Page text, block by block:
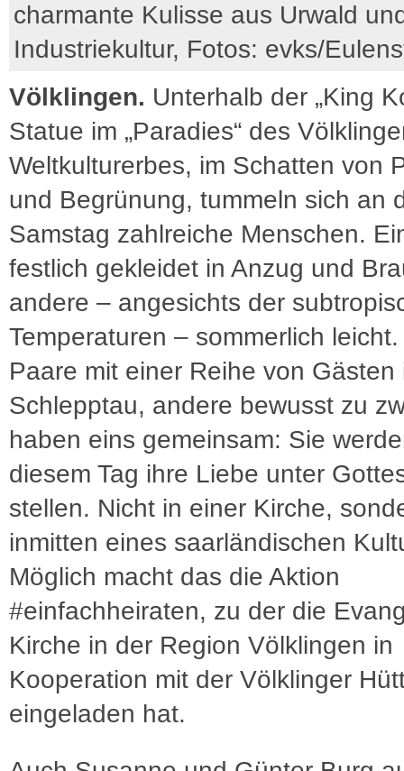
charmante Kulisse aus Urwald
Industriekultur, Fotos: evks/
Völklingen. Unterhalb der „King
Statue im „Paradies“ des
Weltkulturerbes, im Schatten von
und Begrünung, tummeln sich an
Samstag zahlreiche Menschen.
festlich gekleidet in Anzug und
andere – angesichts der
Temperaturen – sommerlich
Paare mit einer Reihe von Gästen
Schlepptau, andere bewusst zu
haben eins gemeinsam: Sie
diesem Tag ihre Liebe unter
stellen. Nicht in einer Kirche,
inmitten eines saarländischen
Möglich macht das die Aktion
#einfachheiraten, zu der die
Kirche in der Region Völklingen in
Kooperation mit der Völklinger
eingeladen hat.